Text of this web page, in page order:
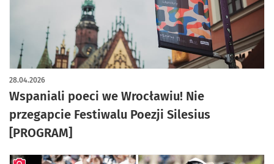
Wspaniali poeci we Wrocławiu! Nie
przegapcie Festiwalu Poezji Silesius
[PROGRAM]
28.04.2026